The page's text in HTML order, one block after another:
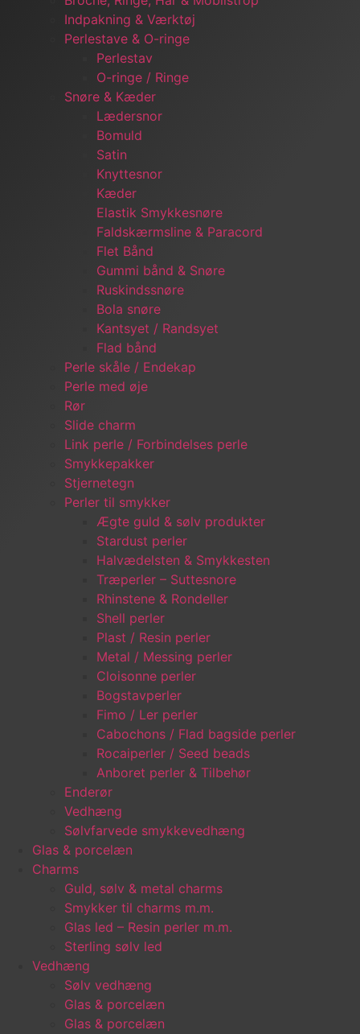
Indpakning & Værktøj
Perlestave & O-ringe
Perlestav
O-ringe / Ringe
Snøre & Kæder
Lædersnor
Bomuld
Satin
Knyttesnor
Kæder
Elastik Smykkesnøre
Faldskærmsline & Paracord
Flet Bånd
Gummi bånd & Snøre
Ruskindssnøre
Bola snøre
Kantsyet / Randsyet
Flad bånd
Perle skåle / Endekap
Perle med øje
Rør
Slide charm
Link perle / Forbindelses perle
Smykkepakker
Stjernetegn
Perler til smykker
Ægte guld & sølv produkter
Stardust perler
Halvædelsten & Smykkesten
Træperler – Suttesnore
Rhinstene & Rondeller
Shell perler
Plast / Resin perler
Metal / Messing perler
Cloisonne perler
Bogstavperler
Fimo / Ler perler
Cabochons / Flad bagside perler
Rocaiperler / Seed beads
Anboret perler & Tilbehør
Enderør
Vedhæng
Sølvfarvede smykkevedhæng
Glas & porcelæn
Charms
Guld, sølv & metal charms
Smykker til charms m.m.
Glas led – Resin perler m.m.
Sterling sølv led
Vedhæng
Sølv vedhæng
Glas & porcelæn
Glas & porcelæn